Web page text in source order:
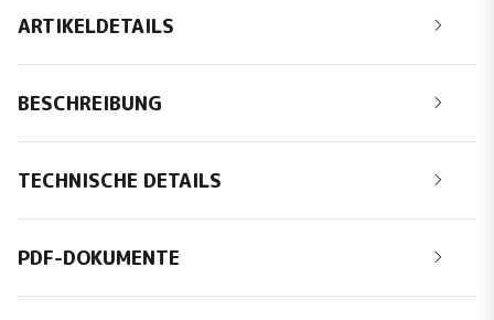
ARTIKELDETAILS
BESCHREIBUNG
TECHNISCHE DETAILS
PDF-DOKUMENTE